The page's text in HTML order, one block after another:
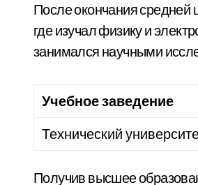
После окончания средней
где изучал физику и
занимался научными
Учебное заведение
Технический
Получив высшее